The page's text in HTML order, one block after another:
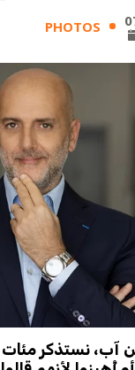
PHOTOS
آب، نستذكر مئات